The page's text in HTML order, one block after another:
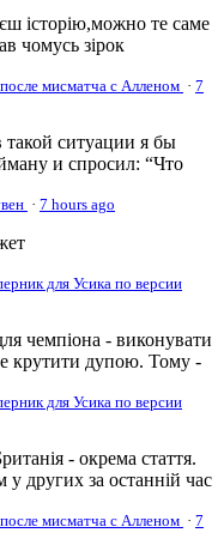
історію,можно те саме
чомусь зірок
мисматча с Алленом · 7
ситуации я бы
и спросил: “Что
· 7 hours ago
для Усика по версии
чемпіона - виконувати
крутити дупою. Тому -
для Усика по версии
- окрема стаття.
других за останній час
мисматча с Алленом · 7